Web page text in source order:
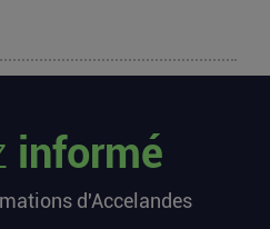
des
demeurent l’une des
de l’expérience
informé
d'Accelandes